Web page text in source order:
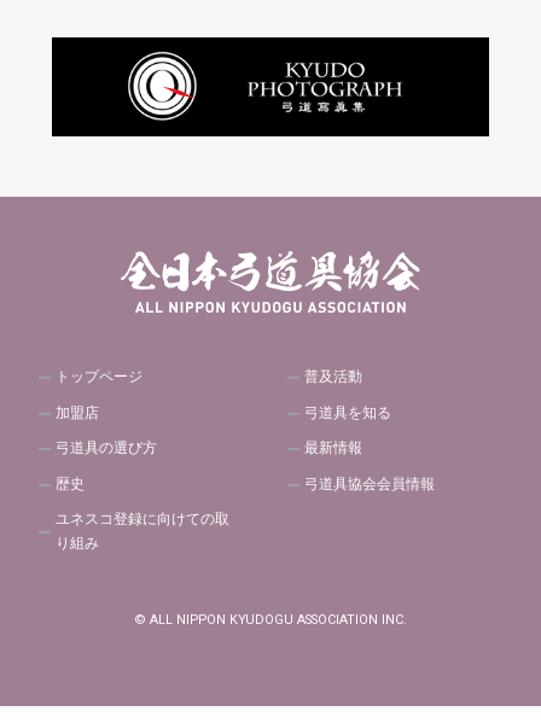
トップページ
加盟店
弓道具の選び方
歴史
ユネスコ登録に向けての取
り組み
普及活動
弓道具を知る
最新情報
弓道具協会会員情報
© ALL NIPPON KYUDOGU ASSOCIATION INC.